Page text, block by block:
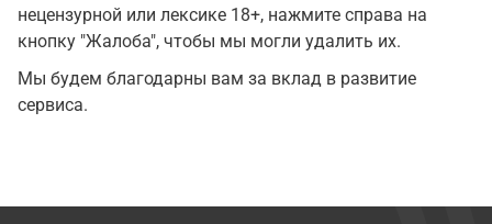
нецензурной или лексике 18+, нажмите справа на
кнопку "Жалоба", чтобы мы могли удалить их.
Мы будем благодарны вам за вклад в развитие
сервиса.